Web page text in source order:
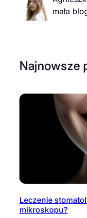
mała
Najnowsze
Leczenie
mikroskopu?